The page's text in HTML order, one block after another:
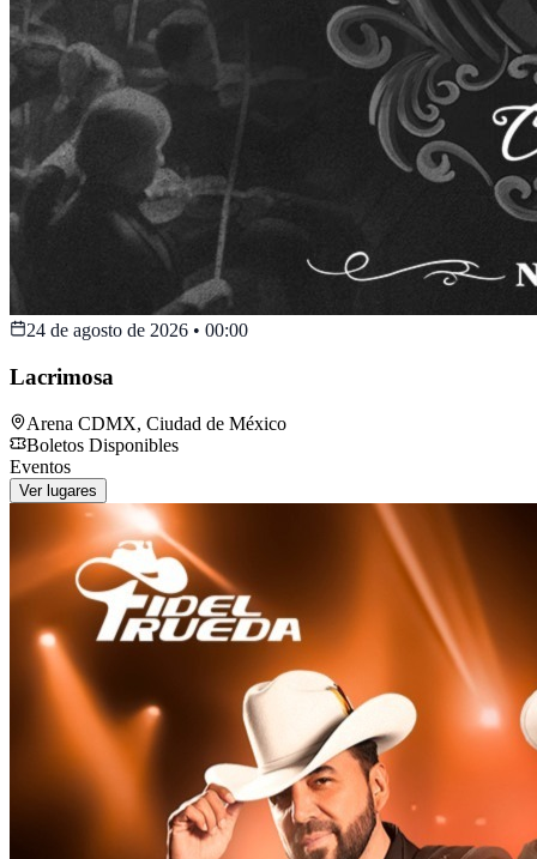
24 de agosto de 2026 • 00:00
Lacrimosa
Arena CDMX, Ciudad de México
Boletos Disponibles
Eventos
Ver lugares